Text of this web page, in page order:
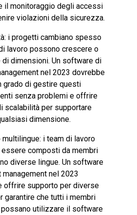
il monitoraggio degli accessi
violazioni della sicurezza.
i progetti cambiano spesso
lavoro possono crescere o
di dimensioni. Un software di
nel 2023 dovrebbe
grado di gestire questi
senza problemi e offrire
scalabilità per supportare
dimensione.
multilingue: i team di lavoro
composti da membri
diverse lingue. Un software
nel 2023
offrire supporto per diverse
garantire che tutti i membri
utilizzare il software